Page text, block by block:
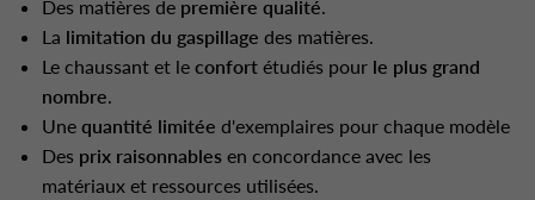
Des matières de première qualité.
La limitation du gaspillage des matières.
Le chaussant et le confort étudiés pour le plus grand
nombre.
Une quantité limitée d'exemplaires pour chaque modèle
Des prix raisonnables en concordance avec les
matériaux et ressources utilisées.